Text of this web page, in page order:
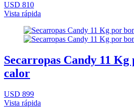
USD 810
Vista rápida
Secarropas Candy 11 Kg
calor
USD 899
Vista rápida